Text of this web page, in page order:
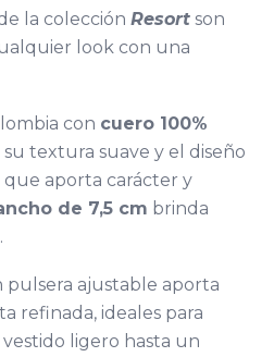
la colección Resort son
look con una
con cuero 100%
su textura suave y el diseño
aporta carácter y
de 7,5 cm brinda
pulsera ajustable aporta
refinada, ideales para
ligero hasta un